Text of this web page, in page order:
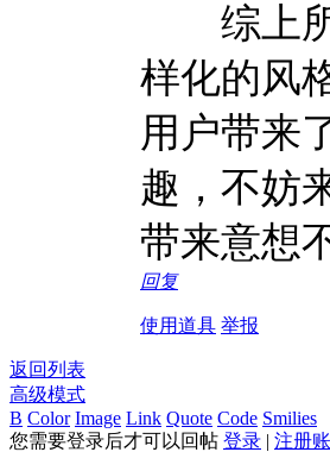
综上所
样化的风
用户带来
趣，不妨
带来意想
回复
使用道具 举报
返回列表
高级模式
B Color Image Link Quote Code Smilies
您需要登录后才可以回帖 登录 | 注册